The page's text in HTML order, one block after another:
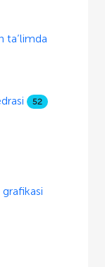
ta’limda
52
grafikasi